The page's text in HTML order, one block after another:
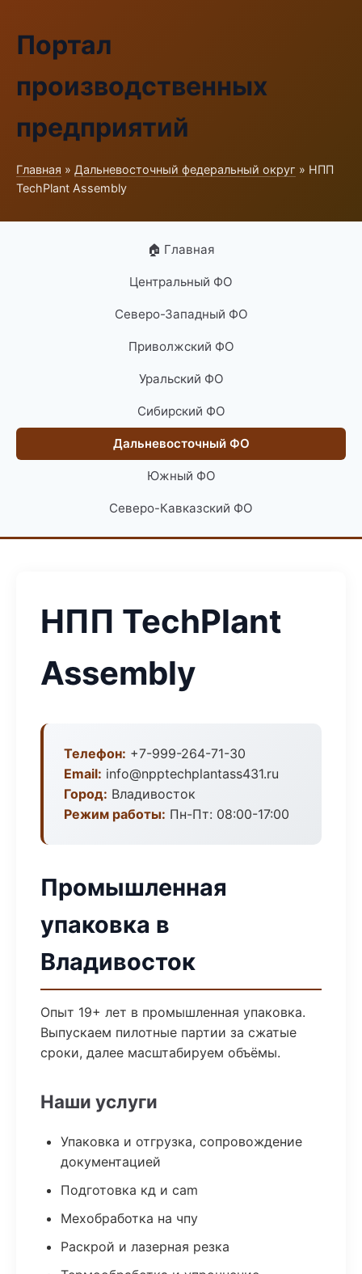
Портал
производственных
предприятий
Главная » Дальневосточный федеральный округ » НПП
TechPlant Assembly
🏠 Главная
Центральный ФО
Северо-Западный ФО
Приволжский ФО
Уральский ФО
Сибирский ФО
Дальневосточный ФО
Южный ФО
Северо-Кавказский ФО
НПП TechPlant
Assembly
Телефон: +7-999-264-71-30
Email: info@npptechplantass431.ru
Город: Владивосток
Режим работы: Пн-Пт: 08:00-17:00
Промышленная
упаковка в
Владивосток
Опыт 19+ лет в промышленная упаковка.
Выпускаем пилотные партии за сжатые
сроки, далее масштабируем объёмы.
Наши услуги
Упаковка и отгрузка, сопровождение
документацией
Подготовка кд и cam
Мехобработка на чпу
Раскрой и лазерная резка